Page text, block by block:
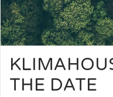
THE DATE